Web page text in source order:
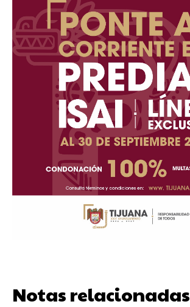
Notas relacionadas